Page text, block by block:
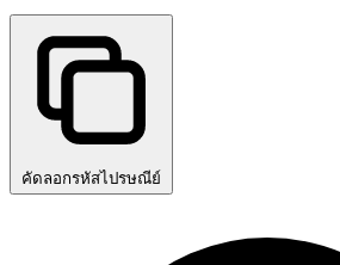
คัดลอกรหัสไปรษณีย์